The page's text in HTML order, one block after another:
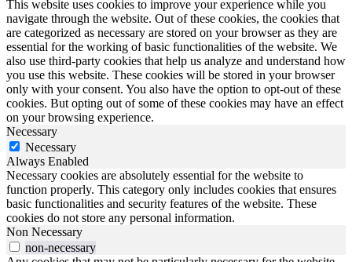
This website uses cookies to improve your experience while you
navigate through the website. Out of these cookies, the cookies that
are categorized as necessary are stored on your browser as they are
essential for the working of basic functionalities of the website. We
also use third-party cookies that help us analyze and understand how
you use this website. These cookies will be stored in your browser
only with your consent. You also have the option to opt-out of these
cookies. But opting out of some of these cookies may have an effect
on your browsing experience.
Necessary
Necessary
Always Enabled
Necessary cookies are absolutely essential for the website to
function properly. This category only includes cookies that ensures
basic functionalities and security features of the website. These
cookies do not store any personal information.
Non Necessary
non-necessary